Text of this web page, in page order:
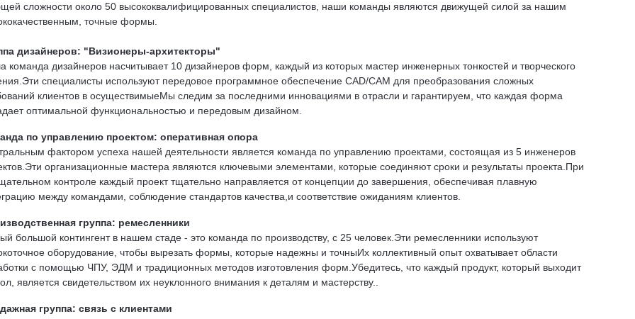
сложности около 50 высококвалифицированных специалистов, наши команды являются движущей силой за нашим
точные формы.
дизайнеров: "Визионеры-архитекторы"
команда дизайнеров насчитывает 10 дизайнеров форм, каждый из которых мастер инженерных тонкостей и творческого
специалисты используют передовое программное обеспечение CAD/CAM для преобразования сложных
клиентов в осуществимыеМы следим за последними инновациями в отрасли и гарантируем, что каждая форма
оптимальной функциональностью и передовым дизайном.
по управлению проектом: оперативная опора
фактором успеха нашей деятельности является команда по управлению проектами, состоящая из 5 инженеров
организационные мастера являются ключевыми элементами, которые соединяют сроки и результаты проекта.При
контроле каждый проект тщательно направляется от концепции до завершения, обеспечивая плавную
между командами, соблюдение стандартов качества,и соответствие ожиданиям клиентов.
группа: ремесленники
большой контингент в нашем стаде - это команда по производству, с 25 человек.Эти ремесленники используют
оборудование, чтобы вырезать формы, которые надежны и точныИх коллективный опыт охватывает области
с помощью ЧПУ, ЭДМ и традиционных методов изготовления форм.Убедитесь, что каждый продукт, который выходит
является свидетельством их неуклонного внимания к деталям и мастерству..
группа: связь с клиентами